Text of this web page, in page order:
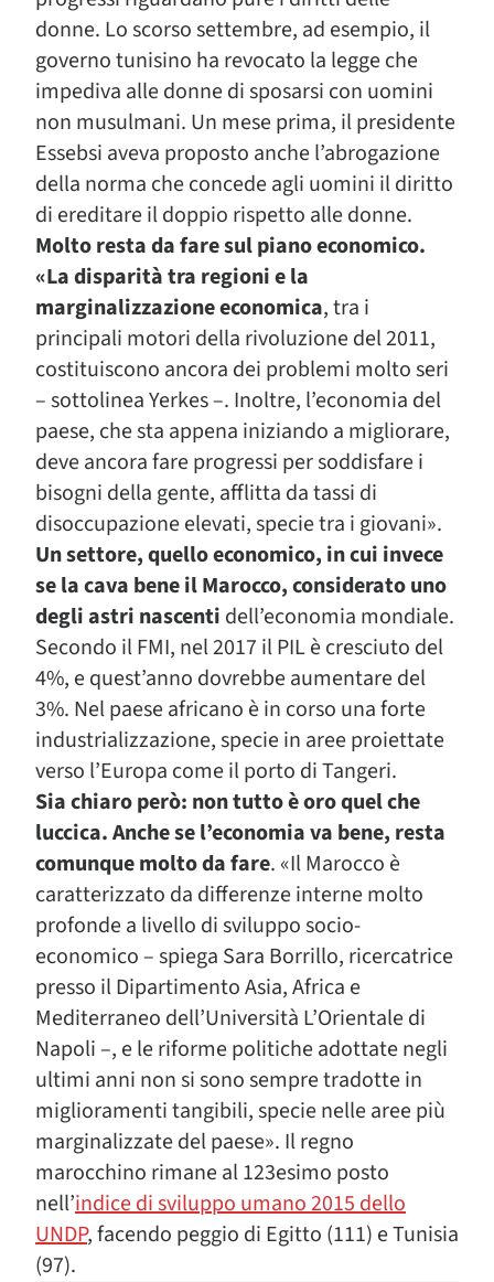
donne. Lo scorso settembre, ad esempio, il
governo tunisino ha revocato la legge che
impediva alle donne di sposarsi con uomini
non musulmani. Un mese prima, il presidente
Essebsi aveva proposto anche l’abrogazione
della norma che concede agli uomini il diritto
di ereditare il doppio rispetto alle donne.
Molto resta da fare sul piano economico.
«La disparità tra regioni e la
marginalizzazione economica, tra i
principali motori della rivoluzione del 2011,
costituiscono ancora dei problemi molto seri
– sottolinea Yerkes –. Inoltre, l’economia del
paese, che sta appena iniziando a migliorare,
deve ancora fare progressi per soddisfare i
bisogni della gente, afflitta da tassi di
disoccupazione elevati, specie tra i giovani».
Un settore, quello economico, in cui invece
se la cava bene il Marocco, considerato uno
degli astri nascenti dell’economia mondiale.
Secondo il FMI, nel 2017 il PIL è cresciuto del
4%, e quest’anno dovrebbe aumentare del
3%. Nel paese africano è in corso una forte
industrializzazione, specie in aree proiettate
verso l’Europa come il porto di Tangeri.
Sia chiaro però: non tutto è oro quel che
luccica. Anche se l’economia va bene, resta
comunque molto da fare. «Il Marocco è
caratterizzato da differenze interne molto
profonde a livello di sviluppo socio-
economico – spiega Sara Borrillo, ricercatrice
presso il Dipartimento Asia, Africa e
Mediterraneo dell’Università L’Orientale di
Napoli –, e le riforme politiche adottate negli
ultimi anni non si sono sempre tradotte in
miglioramenti tangibili, specie nelle aree più
marginalizzate del paese». Il regno
marocchino rimane al 123esimo posto
nell’indice di sviluppo umano 2015 dello
UNDP, facendo peggio di Egitto (111) e Tunisia
(97).